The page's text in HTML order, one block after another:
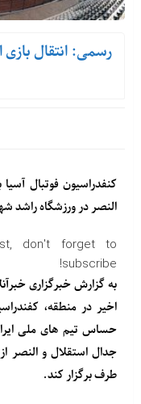
رسمی: انتقال بازی
کنفدراسیون فوتبال
النصر در ورزشگاه راشد
don't forget to
subscribe!
به گزارش خبرگزاری
اخیر در منطقه،
حساس تیم های ملی
جدال استقلال و النصر
طرف برگزار کند.